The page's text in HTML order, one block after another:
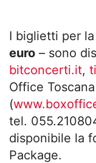
I biglietti per
euro – sono
bitconcerti.it,
Office Toscana
(
tel.
disponibile la
Package.